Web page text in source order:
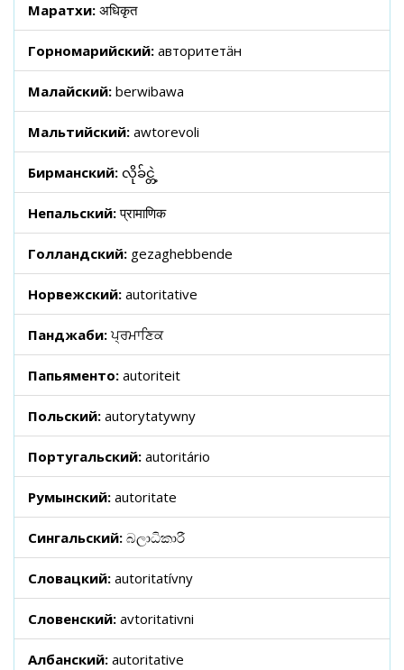
Маратхи: अधिकृत
Горномарийский: авторитетӓн
Малайский: berwibawa
Мальтийский: awtorevoli
Бирманский: လိုခ်င္တဲ့
Непальский:प्रामाणिक
Голландский: gezaghebbende
Норвежский: autoritative
Панджаби: ਪ੍ਰਮਾਣਿਕ
Папьяменто: autoriteit
Польский: autorytatywny
Португальский: autoritário
Румынский: autoritate
Сингальский: බලාධිකාරී
Словацкий: autoritatívny
Словенский: avtoritativni
Албанский: autoritative